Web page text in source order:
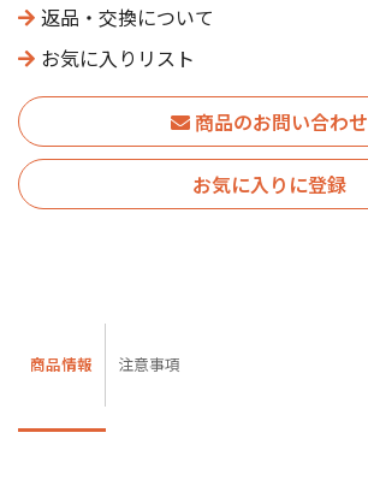
返品・交換について
お気に入りリスト
商品のお問い合わせ
お気に入りに登録
商品情報 注意事項